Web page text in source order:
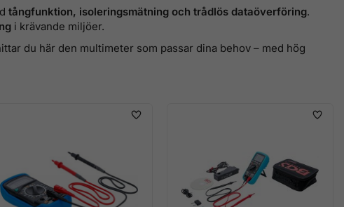
tångfunktion, isoleringsmätning och trådlös dataöverföring.
i krävande miljöer.
du här den multimeter som passar dina behov – med hög